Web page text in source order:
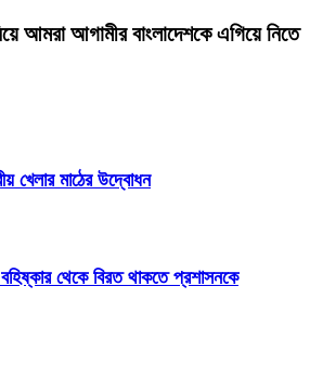
আমরা আগামীর বাংলাদেশকে এগিয়ে নিতে
খেলার মাঠের উদ্বোধন
থেকে বিরত থাকতে প্রশাসনকে